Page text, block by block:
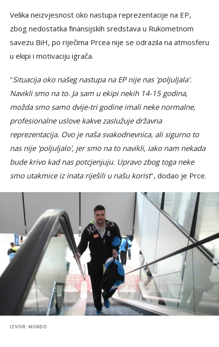
Velika neizvjesnost oko nastupa reprezentacije na EP,
zbog nedostatka finansijskih sredstava u Rukometnom
savezu BiH, po riječima Prcea nije se odrazila na atmosferu
u ekipi i motivaciju igrača.
"Situacija oko našeg nastupa na EP nije nas 'poljuljala'.
Navikli smo na to. Ja sam u ekipi nekih 14-15 godina,
možda smo samo dvije-tri godine imali neke normalne,
profesionalne uslove kakve zaslužuje državna
reprezentacija. Ovo je naša svakodnevnica, ali sigurno to
nas nije 'poljuljalo', jer smo na to navikli, iako nam nekada
bude krivo kad nas potcjenjuju. Upravo zbog toga neke
smo utakmice iz inata riješili u našu korist", dodao je Prce.
IZVOR: MONDO